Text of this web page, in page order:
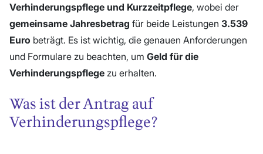
Verhinderungspflege und Kurzzeitpflege, wobei der
gemeinsame Jahresbetrag für beide Leistungen 3.539
Euro beträgt. Es ist wichtig, die genauen Anforderungen
und Formulare zu beachten, um Geld für die
Verhinderungspflege zu erhalten.
Was ist der Antrag auf
Verhinderungspflege?